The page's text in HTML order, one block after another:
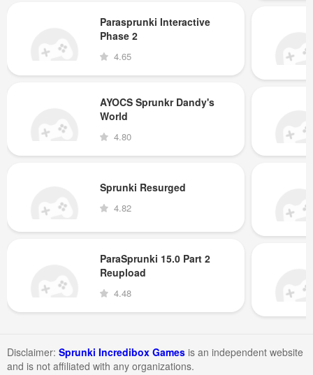
Parasprunki Interactive
Phase 2
4.65
AYOCS Sprunkr Dandy's
World
4.80
Sprunki Resurged
4.82
ParaSprunki 15.0 Part 2
Reupload
4.48
Disclaimer: Sprunki Incredibox Games is an independent website
and is not affiliated with any organizations.